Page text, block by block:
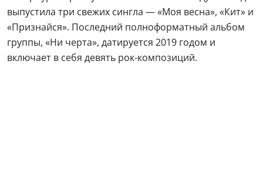
выпустила три свежих сингла — «Моя весна», «Кит» и
«Признайся». Последний полноформатный альбом
группы, «Ни черта», датируется 2019 годом и
включает в себя девять рок-композиций.